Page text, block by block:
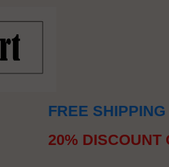
FREE
20% DISCOUNT